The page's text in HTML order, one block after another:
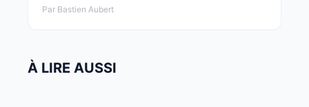
Par Bastien Aubert
À LIRE AUSSI